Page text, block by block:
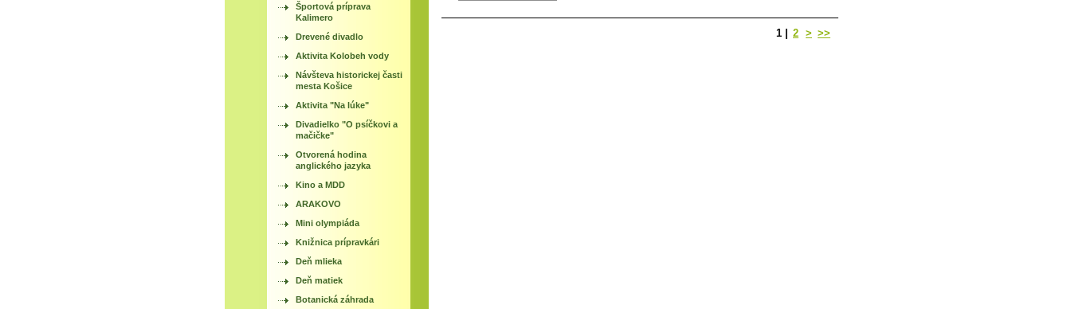
1 2 > >>
Športová príprava
Kalimero
Drevené divadlo
Aktivita Kolobeh vody
Návšteva historickej časti
mesta Košice
Aktivita "Na lúke"
Divadielko "O psíčkovi a
mačičke"
Otvorená hodina
anglického jazyka
Kino a MDD
ARAKOVO
Mini olympiáda
Knižnica prípravkári
Deň mlieka
Deň matiek
Botanická záhrada